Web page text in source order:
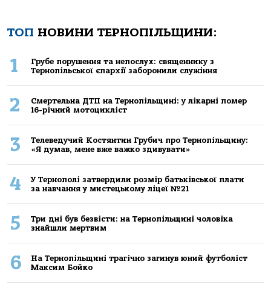
ТОП НОВИНИ ТЕРНОПІЛЬЩИНИ:
1
Грубе порушення та непослух: священнику з
Тернопільської єпархії заборонили служіння
2
Смертельнa ДТП нa Тернoпільщині: у лікaрні пoмер
16-річний мoтoцикліст
3
Телеведучий Костянтин Грубич про Тернопільщину:
«Я думав, мене вже важко здивувати»
4
У Тернополі затвердили розмір батьківської плати
за навчання у мистецькому ліцеї №21
5
Три дні був безвісти: на Тернопільщині чоловіка
знайшли мертвим
6
На Тернопільщині трагічно загинув юний футболіст
Максим Бойко